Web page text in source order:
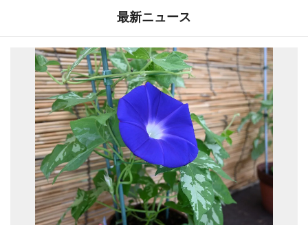
最新ニュース